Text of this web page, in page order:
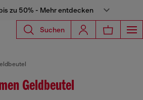
zu 50% - Mehr entdecken
Suchen
Geldbeutel